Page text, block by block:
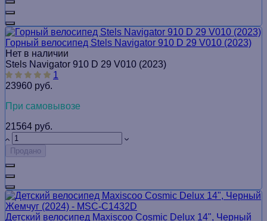
Горный велосипед Stels Navigator 910 D 29 V010 (2023)
Нет в наличии
Stels Navigator 910 D 29 V010 (2023)
1
23960 руб.
При самовывозе
21564 руб.
Продано
Детский велосипед Maxiscoo Cosmic Delux 14", Черный